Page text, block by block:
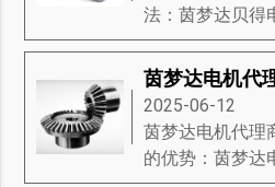
法：茵梦达贝得
2025-06-12
茵梦达电机代理
的优势：茵梦达